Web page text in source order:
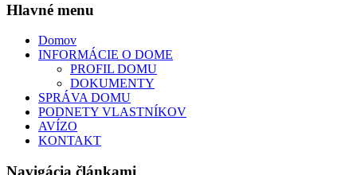
Hlavné menu
Domov
INFORMÁCIE O DOME
PROFIL DOMU
DOKUMENTY
SPRÁVA DOMU
PODNETY VLASTNÍKOV
AVÍZO
KONTAKT
Navigácia článkami